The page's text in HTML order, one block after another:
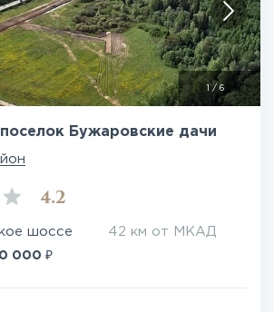
/ 6
Бужаровские дачи
4.2
шоссе 42 км от МКАД
000 ₽